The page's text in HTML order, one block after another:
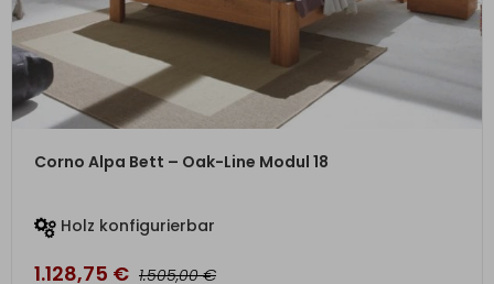
ZUM PRODUKT
Corno Alpa Bett – Oak-Line Modul 18
Holz konfigurierbar
1.128,75 € 1.505,00€